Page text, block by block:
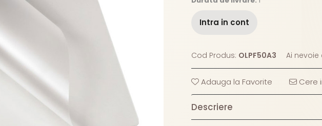
Intra in cont
Cod Produs: OLPF50A3 Ai nevoie
Adauga la Favorite Cere
Descriere